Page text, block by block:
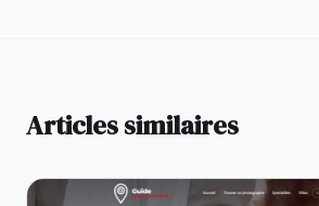
Articles similaires